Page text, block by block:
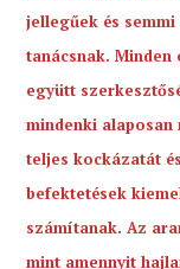
jellegűek és
tanácsnak.
együtt
mindenki
teljes kockázatát
befektetések
számítanak. Az
mint amennyit